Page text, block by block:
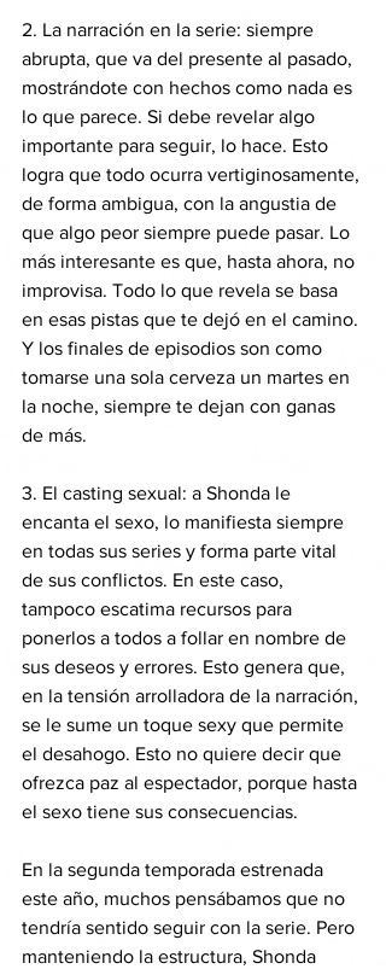
2. La narración en la serie: siempre
abrupta, que va del presente al pasado,
mostrándote con hechos como nada es
lo que parece. Si debe revelar algo
importante para seguir, lo hace. Esto
logra que todo ocurra vertiginosamente,
de forma ambigua, con la angustia de
que algo peor siempre puede pasar. Lo
más interesante es que, hasta ahora, no
improvisa. Todo lo que revela se basa
en esas pistas que te dejó en el camino.
Y los finales de episodios son como
tomarse una sola cerveza un martes en
la noche, siempre te dejan con ganas
de más.
3. El casting sexual: a Shonda le
encanta el sexo, lo manifiesta siempre
en todas sus series y forma parte vital
de sus conflictos. En este caso,
tampoco escatima recursos para
ponerlos a todos a follar en nombre de
sus deseos y errores. Esto genera que,
en la tensión arrolladora de la narración,
se le sume un toque sexy que permite
el desahogo. Esto no quiere decir que
ofrezca paz al espectador, porque hasta
el sexo tiene sus consecuencias.
En la segunda temporada estrenada
este año, muchos pensábamos que no
tendría sentido seguir con la serie. Pero
manteniendo la estructura, Shonda